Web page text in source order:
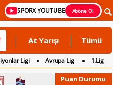
SPORX YOUTUBE Abone Ol
At Yarışı Tümü
Ligi Avrupa Ligi
1.Lig
Puan Durumu